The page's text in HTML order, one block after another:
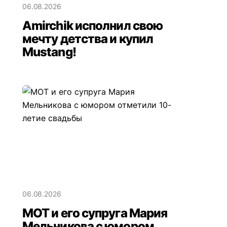
06.08.2026
Amirchik исполнил свою
мечту детства и купил
Mustang!
06.08.2026
МОТ и его супруга Мария